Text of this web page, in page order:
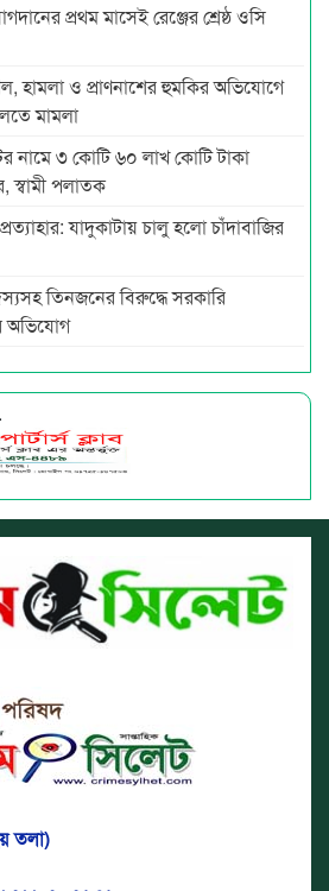
প্রথম মাসেই রেঞ্জের শ্রেষ্ঠ ওসি
হামলা ও প্রাণনাশের হুমকির অভিযোগে
মামলা
নামে ৩ কোটি ৬০ লাখ কোটি টাকা
স্বামী পলাতক
যাদুকাটায় চালু হলো চাঁদাবাজির
তিনজনের বিরুদ্ধে সরকারি
অভিযোগ
তলা)